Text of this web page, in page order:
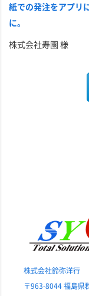
紙での発注をアプリ
に。
株式会社寿園 様
株式会社鈴弥洋行
〒963-8044 福島県